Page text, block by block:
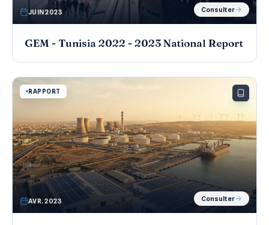
JUIN 2023 Consulter
GEM - Tunisia 2022 - 2023 National Report
RAPPORT
AVR. 2023 Consulter